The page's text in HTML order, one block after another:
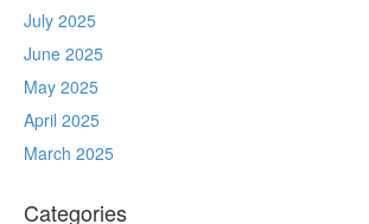
July 2025
June 2025
May 2025
April 2025
March 2025
Categories